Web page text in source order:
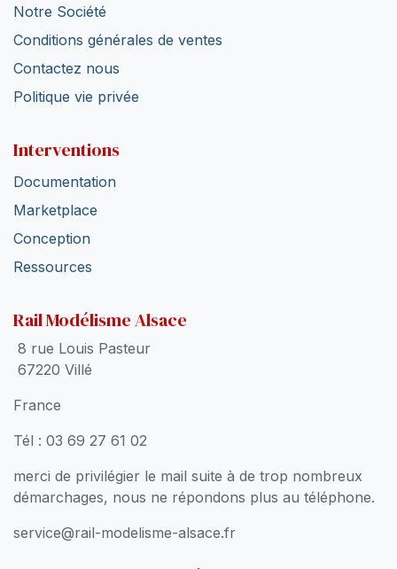
Notre Société
Conditions générales de ventes
Contactez nous
Politique vie privée
Interventions
Documentation
Marketplace
Conception
Ressources
Rail Modélisme Alsace
8 rue Louis Pasteur
67220 Villé
France
Tél : 03 69 27 61 02
merci de privilégier le mail suite à de trop nombreux
démarchages, nous ne répondons plus au téléphone.
service@rail-modelisme-alsace.fr